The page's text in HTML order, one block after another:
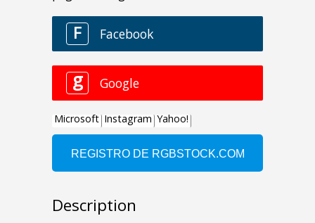
Description